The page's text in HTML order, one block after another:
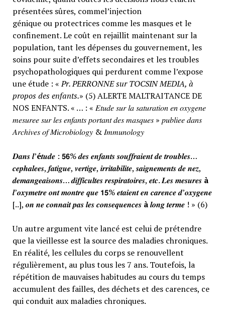
présentées sûres, commel’injection
génique ou protectrices comme les masques et le
confinement. Le coût en rejaillit maintenant sur la
population, tant les dépenses du gouvernement, les
soins pour suite d’effets secondaires et les troubles
psychopathologiques qui perdurent comme l’expose
une étude : «Pr. PERRONNE sur TOCSIN MEDIA, à
propos des enfants.» (5) ALERTE MALTRAITANCE DE
NOS ENFANTS. « … : « 𝐸𝑡𝑢𝑑𝑒 𝑠𝑢𝑟 𝑙𝑎 𝑠𝑎𝑡𝑢𝑟𝑎𝑡𝑖𝑜𝑛 𝑒𝑛 𝑜𝑥𝑦𝑔𝑒𝑛𝑒
𝑚𝑒𝑠𝑢𝑟𝑒𝑒 𝑠𝑢𝑟 𝑙𝑒𝑠 𝑒𝑛𝑓𝑎𝑛𝑡𝑠 𝑝𝑜𝑟𝑡𝑎𝑛𝑡 𝑑𝑒𝑠 𝑚𝑎𝑠𝑞𝑢𝑒𝑠 » 𝑝𝑢𝑏𝑙𝑖𝑒𝑒 𝑑𝑎𝑛𝑠
𝐴𝑟𝑐ℎ𝑖𝑣𝑒𝑠 𝑜𝑓 𝑀𝑖𝑐𝑟𝑜𝑏𝑖𝑜𝑙𝑜𝑔𝑦 & 𝐼𝑚𝑚𝑢𝑛𝑜𝑙𝑜𝑔𝑦
𝑫𝒂𝒏𝒔 𝒍’é𝒕𝒖𝒅𝒆 : 𝟱𝟲% 𝒅𝒆𝒔 𝒆𝒏𝒇𝒂𝒏𝒕𝒔 𝒔𝒐𝒖𝒇𝒇𝒓𝒂𝒊𝒆𝒏𝒕 𝒅𝒆 𝒕𝒓𝒐𝒖𝒃𝒍𝒆𝒔…
𝒄𝒆𝒑𝒉𝒂𝒍𝒆𝒆𝒔, 𝒇𝒂𝒕𝒊𝒈𝒖𝒆, 𝒗𝒆𝒓𝒕𝒊𝒈𝒆, 𝒊𝒓𝒓𝒊𝒕𝒂𝒃𝒊𝒍𝒊𝒕𝒆, 𝒔𝒂𝒊𝒈𝒏𝒆𝒎𝒆𝒏𝒕𝒔 𝒅𝒆 𝒏𝒆𝒛,
𝒅𝒆𝒎𝒂𝒏𝒈𝒆𝒂𝒊𝒔𝒐𝒏𝒔… 𝒅𝒊𝒇𝒇𝒊𝒄𝒖𝒍𝒕𝒆𝒔 𝒓𝒆𝒔𝒑𝒊𝒓𝒂𝒕𝒐𝒊𝒓𝒆𝒔, 𝒆𝒕𝒄. 𝑳𝒆𝒔 𝒎𝒆𝒔𝒖𝒓𝒆𝒔 à
𝒍’𝒐𝒙𝒚𝒎𝒆𝒕𝒓𝒆 𝒐𝒏𝒕 𝒎𝒐𝒏𝒕𝒓𝒆 𝒒𝒖𝒆 𝟭𝟱% 𝒆𝒕𝒂𝒊𝒆𝒏𝒕 𝒆𝒏 𝒄𝒂𝒓𝒆𝒏𝒄𝒆 𝒅’𝒐𝒙𝒚𝒈𝒆𝒏𝒆
[..], 𝒐𝒏 𝒏𝒆 𝒄𝒐𝒏𝒏𝒂𝒊𝒕 𝒑𝒂𝒔 𝒍𝒆𝒔 𝒄𝒐𝒏𝒔𝒆𝒒𝒖𝒆𝒏𝒄𝒆𝒔 à𝒍𝒐𝒏𝒈 𝒕𝒆𝒓𝒎𝒆 ! » (6)
Un autre argument vite lancé est celui de prétendre
que la vieillesse est la source des maladies chroniques.
En réalité, les cellules du corps se renouvellent
régulièrement, au plus tous les 7 ans. Toutefois, la
répétition de mauvaises habitudes au cours du temps
accumulent des failles, des déchets et des carences, ce
qui conduit aux maladies chroniques.